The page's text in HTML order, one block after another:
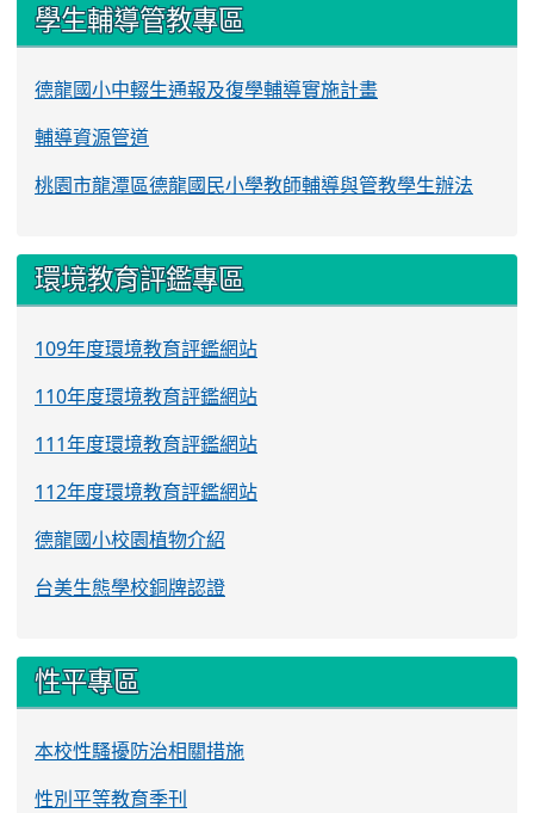
學生輔導管教專區
德龍國小中輟生通報及復學輔導實施計畫
輔導資源管道
桃園市龍潭區德龍國民小學教師輔導與管教學生辦法
環境教育評鑑專區
109年度環境教育評鑑網站
110年度環境教育評鑑網站
111年度環境教育評鑑網站
112年度環境教育評鑑網站
德龍國小校園植物介紹
台美生態學校銅牌認證
性平專區
本校性騷擾防治相關措施
性別平等教育季刊